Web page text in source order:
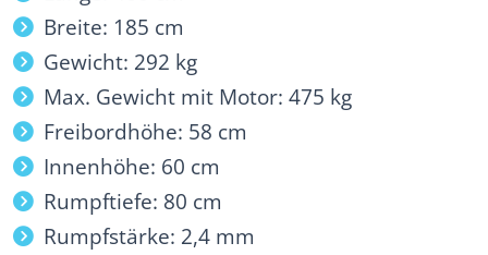
Breite: 185 cm
Gewicht: 292 kg
Max. Gewicht mit Motor: 475 kg
Freibordhöhe: 58 cm
Innenhöhe: 60 cm
Rumpftiefe: 80 cm
Rumpfstärke: 2,4 mm